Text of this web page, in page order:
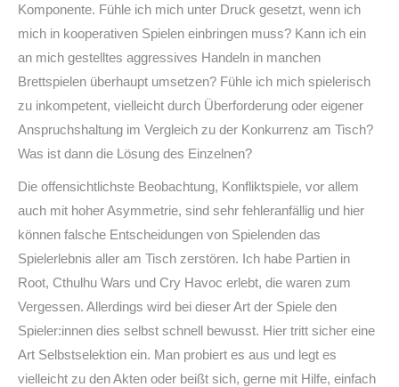
Komponente. Fühle ich mich unter Druck gesetzt, wenn ich
mich in kooperativen Spielen einbringen muss? Kann ich ein
an mich gestelltes aggressives Handeln in manchen
Brettspielen überhaupt umsetzen? Fühle ich mich spielerisch
zu inkompetent, vielleicht durch Überforderung oder eigener
Anspruchshaltung im Vergleich zu der Konkurrenz am Tisch?
Was ist dann die Lösung des Einzelnen?
Die offensichtlichste Beobachtung, Konfliktspiele, vor allem
auch mit hoher Asymmetrie, sind sehr fehleranfällig und hier
können falsche Entscheidungen von Spielenden das
Spielerlebnis aller am Tisch zerstören. Ich habe Partien in
Root, Cthulhu Wars und Cry Havoc erlebt, die waren zum
Vergessen. Allerdings wird bei dieser Art der Spiele den
Spieler:innen dies selbst schnell bewusst. Hier tritt sicher eine
Art Selbstselektion ein. Man probiert es aus und legt es
vielleicht zu den Akten oder beißt sich, gerne mit Hilfe, einfach